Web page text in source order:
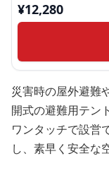
¥12,280
災害時の屋外避難
開式の避難用テン
ワンタッチで設営
し、素早く安全な